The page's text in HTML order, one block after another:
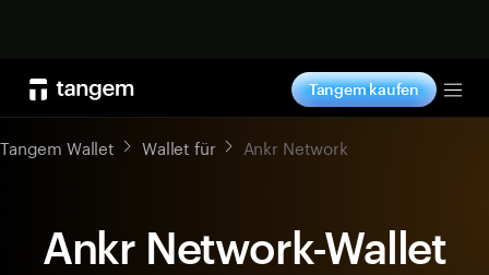
Tangem kaufen
Tangem Wallet Wallet für Ankr Network
Ankr Network-Wallet